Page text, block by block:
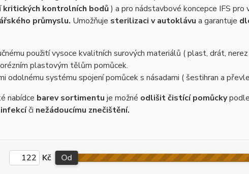
kritických kontrolních bodů) a pro nádstavbové koncepce IFS
průmyslu. Umožňuje sterilizaci v autoklávu a garantuje
použití vysoce kvalitních surových materiálů ( plast, drát, nerez
plastovým tělům pomůcek.
odolnému systému spojení pomůcek s násadami ( šestihran a
nabídce barev sortimentu je možné odlišit čistící pomůckypodle
či nežádoucímu znečištění.
Kč Od